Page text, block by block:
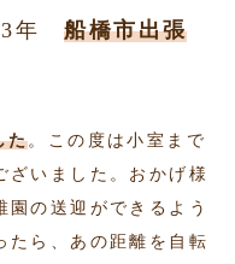
年船橋市出張
た。この度は小室まで
ざいました。おかげ様
園の送迎ができるよう
たら、あの距離を自転